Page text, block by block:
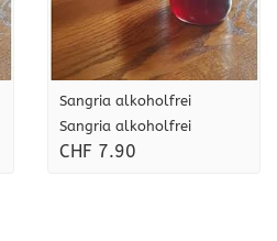
Sangria alkoholfrei
Sangria alkoholfrei
CHF 7.90